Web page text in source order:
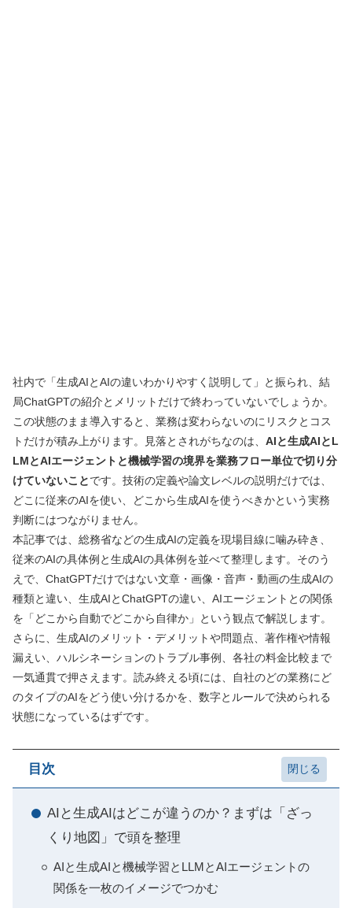
社内で「生成AIとAIの違いわかりやすく説明して」と振られ、結
局ChatGPTの紹介とメリットだけで終わっていないでしょうか。
この状態のまま導入すると、業務は変わらないのにリスクとコス
トだけが積み上がります。見落とされがちなのは、 AIと生成AIとL
LMとAIエージェントと機械学習の境界を業務フロー単位で切り分
けていないことです。技術の定義や論文レベルの説明だけでは、
どこに従来のAIを使い、どこから生成AIを使うべきかという実務
判断にはつながりません。
本記事では、総務省などの生成AIの定義を現場目線に噛み砕き、
従来のAIの具体例と生成AIの具体例を並べて整理します。そのう
えで、ChatGPTだけではない文章・画像・音声・動画の生成AIの
種類と違い、生成AIとChatGPTの違い、AIエージェントとの関係
を「どこから自動でどこから自律か」という観点で解説します。
さらに、生成AIのメリット・デメリットや問題点、著作権や情報
漏えい、ハルシネーションのトラブル事例、各社の料金比較まで
一気通貫で押さえます。読み終える頃には、自社のどの業務にど
のタイプのAIをどう使い分けるかを、数字とルールで決められる
状態になっているはずです。
目次
AIと生成AIはどこが違うのか？まずは「ざっ
くり地図」で頭を整理
AIと生成AIと機械学習とLLMとAIエージェントの
関係を一枚のイメージでつかむ